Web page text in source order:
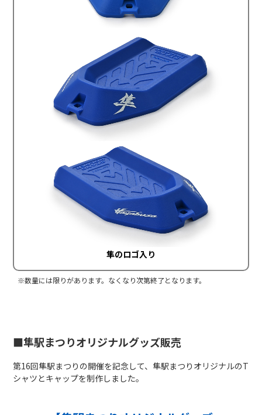
隼のロゴ入り
※数量には限りがあります。なくなり次第終了となります。
■隼駅まつりオリジナルグッズ販売
第16回隼駅まつりの開催を記念して、隼駅まつりオリジナルのT
シャツとキャップを制作しました。